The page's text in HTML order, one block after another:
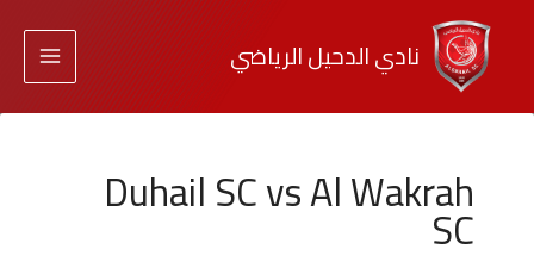
نادي الدحيل الرياضي
Duhail SC vs Al Wakrah
SC